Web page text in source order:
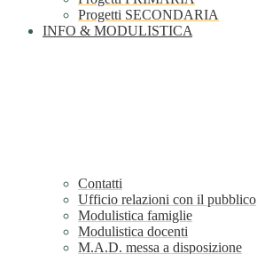
Progetti SECONDARIA
INFO & MODULISTICA
Contatti
Ufficio relazioni con il pubblico
Modulistica famiglie
Modulistica docenti
M.A.D. messa a disposizione